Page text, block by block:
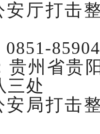
安厅打击
0851-
贵州省贵
三处
安局打击